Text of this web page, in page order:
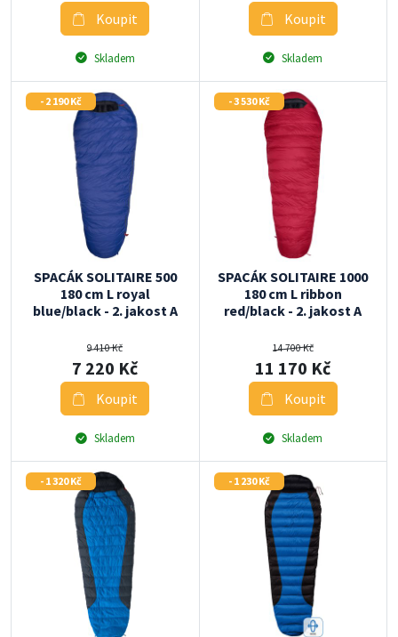
Koupit
Skladem
Koupit
Skladem
- 2 190 Kč
SPACÁK SOLITAIRE 500
180 cm L royal
blue/black - 2. jakost A
9 410 Kč
7 220 Kč
Koupit
Skladem
- 3 530 Kč
SPACÁK SOLITAIRE 1000
180 cm L ribbon
red/black - 2. jakost A
14 700 Kč
11 170 Kč
Koupit
Skladem
- 1 320 Kč - 1 230 Kč